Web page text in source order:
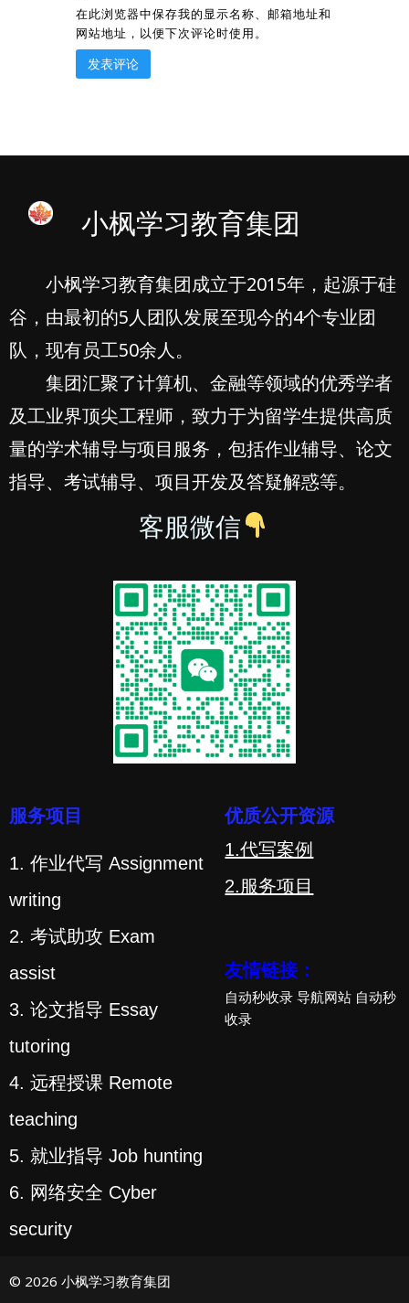
在此浏览器中保存我的显示名称、邮箱地址和
网站地址，以便下次评论时使用。
小枫学习教育集团
小枫学习教育集团成立于2015年，起源于硅
谷，由最初的5人团队发展至现今的4个专业团
队，现有员工50余人。
集团汇聚了计算机、金融等领域的优秀学者
及工业界顶尖工程师，致力于为留学生提供高质
量的学术辅导与项目服务，包括作业辅导、论文
指导、考试辅导、项目开发及答疑解惑等。
客服微信
服务项目
1. 作业代写 Assignment
writing
2. 考试助攻 Exam
assist
3. 论文指导 Essay
tutoring
4. 远程授课 Remote
teaching
5. 就业指导 Job hunting
6. 网络安全 Cyber
security
优质公开资源
1.代写案例
2.服务项目
友情链接：
自动秒收录 导航网站 自动秒
收录
© 2026 小枫学习教育集团